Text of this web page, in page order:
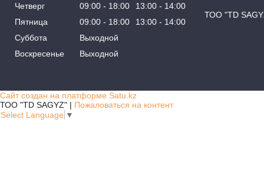
Четверг
09:00 18:00 13:00
14:00
Пятница
09:00 18:00 13:00
14:00
Суббота
Выходной
Воскресенье
Выходной
ТОО "TD
Сайт создан на платформе Satu.kz
ТОО "TD SAGYZ" | Пожаловаться на контент
Select Language ▼